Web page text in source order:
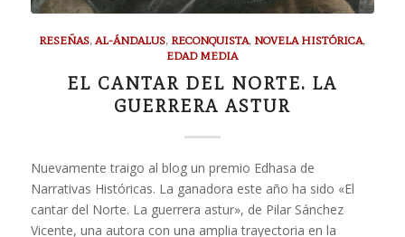
RESEÑAS,AL-ÁNDALUS, RECONQUISTA, NOVELA HISTÓRICA,
EDAD MEDIA
EL CANTAR DEL NORTE. LA
GUERRERA ASTUR
Nuevamente traigo al blog un premio Edhasa de
Narrativas Históricas. La ganadora este año ha sido «El
cantar del Norte. La guerrera astur», de Pilar Sánchez
Vicente, una autora con una amplia trayectoria en la